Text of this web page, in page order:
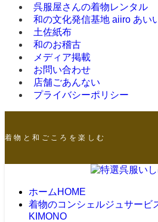
呉服屋さんの着物レンタル
和の文化発信基地 aiiro あい
土佐紙布
和のお稽古
メディア掲載
お問い合わせ
店舗ごあんない
プライバシーポリシー
着 物 と 和 ご こ ろ を 楽 し む
ホーム HOME
着物のコンシェルジュサービ
KIMONO